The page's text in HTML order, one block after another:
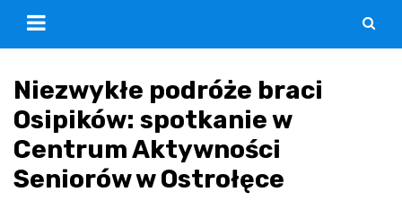
Niezwykłe podróże braci
Osipików: spotkanie w
Centrum Aktywności
Seniorów w Ostrołęce